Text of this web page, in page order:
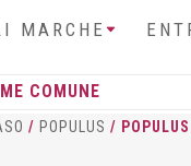
MARCHE
/ POPULUS /